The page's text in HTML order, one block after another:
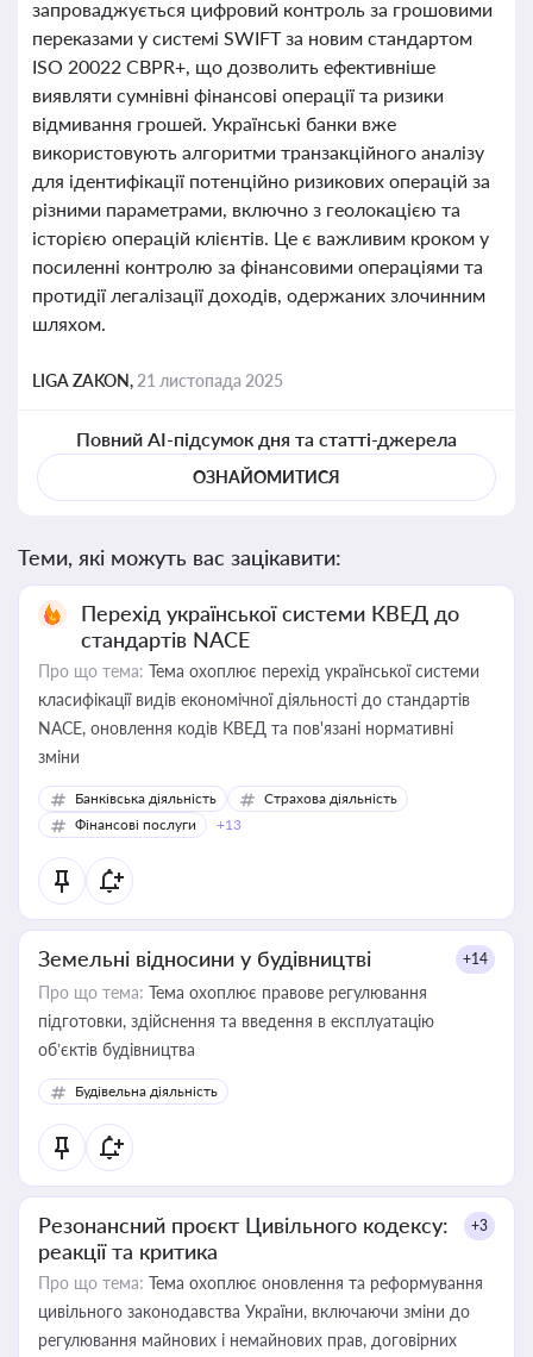
запроваджується цифровий контроль за грошовими
переказами у системі SWIFT за новим стандартом
ISO 20022 CBPR+, що дозволить ефективніше
виявляти сумнівні фінансові операції та ризики
відмивання грошей. Українські банки вже
використовують алгоритми транзакційного аналізу
для ідентифікації потенційно ризикових операцій за
різними параметрами, включно з геолокацією та
історією операцій клієнтів. Це є важливим кроком у
посиленні контролю за фінансовими операціями та
протидії легалізації доходів, одержаних злочинним
шляхом.
LIGA ZAKON, 21 листопада 2025
Повний AI-підсумок дня та статті-джерела
ОЗНАЙОМИТИСЯ
Теми, які можуть вас зацікавити:
Перехід української системи КВЕД до
стандартів NACE
Про що тема: Тема охоплює перехід української системи
класифікації видів економічної діяльності до стандартів
NACE, оновлення кодів КВЕД та пов'язані нормативні
зміни
Банківська діяльність
Страхова діяльність
Фінансові послуги
+13
Земельні відносини у будівництві +14
Про що тема: Тема охоплює правове регулювання
підготовки, здійснення та введення в експлуатацію
об’єктів будівництва
Будівельна діяльність
Резонансний проєкт Цивільного кодексу:
реакції та критика
+3
Про що тема: Тема охоплює оновлення та реформування
цивільного законодавства України, включаючи зміни до
регулювання майнових і немайнових прав, договірних